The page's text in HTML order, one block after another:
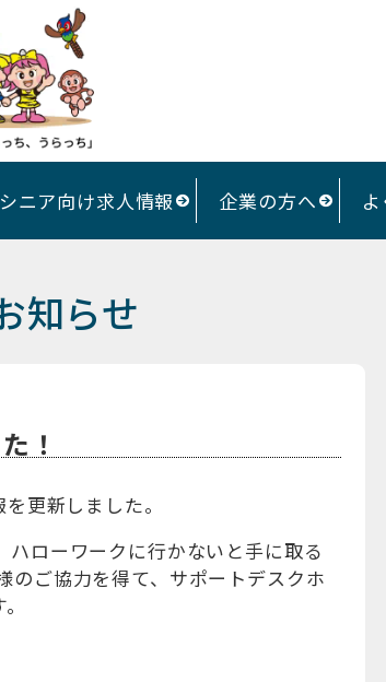
シニア向け求人情報 企業の方へ
知らせ
！
更新しました。
ローワークに行かないと手に取る
のご協力を得て、サポートデスクホ